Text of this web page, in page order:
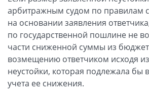
арбитражным судом по правилам
на основании заявления
по государственной пошлине не
части сниженной суммы из
возмещению ответчиком исходя
неустойки, которая подлежала бы
учета ее снижения.